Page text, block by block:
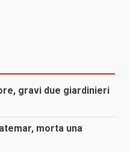
gravi due giardinieri
morta una